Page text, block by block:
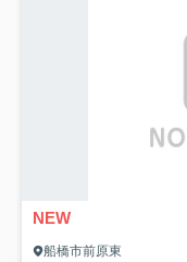
NEW
船橋市前原東